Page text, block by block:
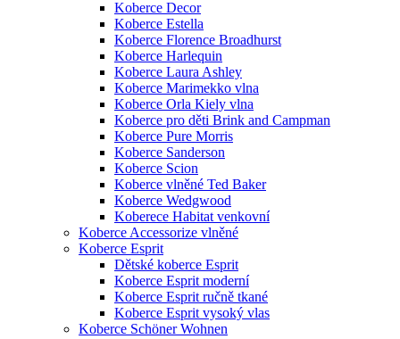
Koberce Decor
Koberce Estella
Koberce Florence Broadhurst
Koberce Harlequin
Koberce Laura Ashley
Koberce Marimekko vlna
Koberce Orla Kiely vlna
Koberce pro děti Brink and Campman
Koberce Pure Morris
Koberce Sanderson
Koberce Scion
Koberce vlněné Ted Baker
Koberce Wedgwood
Koberece Habitat venkovní
Koberce Accessorize vlněné
Koberce Esprit
Dětské koberce Esprit
Koberce Esprit moderní
Koberce Esprit ručně tkané
Koberce Esprit vysoký vlas
Koberce Schöner Wohnen